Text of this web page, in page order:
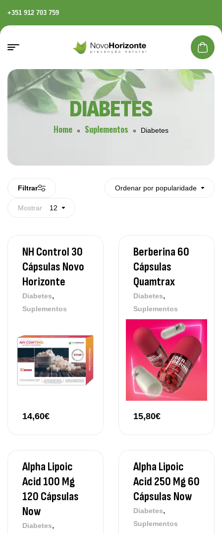
+351 912 703 759
DIABETES
Home Suplementos Diabetes
Filtrar Ordenar por popularidade
Mostrar 12
NH Control 30
Cápsulas Novo
Horizonte
Diabetes,
Suplementos
14,60€
Berberina 60
Cápsulas
Quamtrax
Diabetes,
Suplementos
15,80€
Alpha Lipoic
Acid 100 Mg
120 Cápsulas
Now
Diabetes,
Alpha Lipoic
Acid 250 Mg 60
Cápsulas Now
Diabetes,
Suplementos